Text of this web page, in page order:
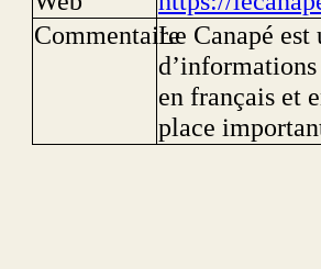
CommentaireLe Canapé
en français et
place